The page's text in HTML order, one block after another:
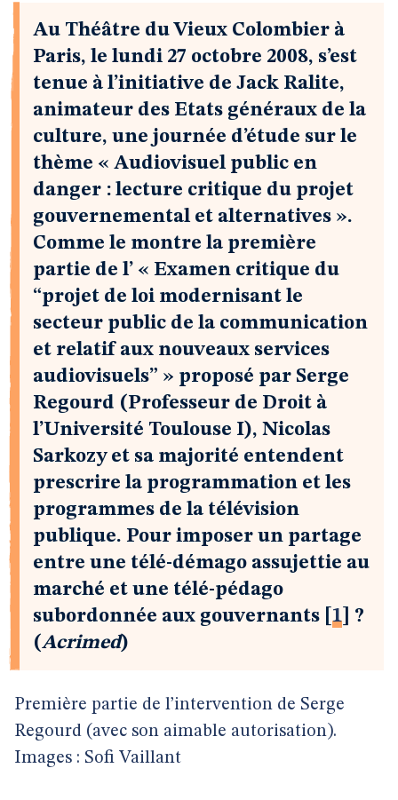
Au Théâtre du Vieux Colombier à
Paris, le lundi 27 octobre 2008, s’est
tenue à l’initiative de Jack Ralite,
animateur des Etats généraux de la
culture, une journée d’étude sur le
thème « Audiovisuel public en
danger : lecture critique du projet
gouvernemental et alternatives ».
Comme le montre la première
partie de l’ « Examen critique du
“projet de loi modernisant le
secteur public de la communication
et relatif aux nouveaux services
audiovisuels” » proposé par Serge
Regourd (Professeur de Droit à
l’Université Toulouse I), Nicolas
Sarkozy et sa majorité entendent
prescrire la programmation et les
programmes de la télévision
publique. Pour imposer un partage
entre une télé-démago assujettie au
marché et une télé-pédago
subordonnée aux gouvernants
1
?
(Acrimed)
Première partie de l’intervention de Serge
Regourd (avec son aimable autorisation).
Images : Sofi Vaillant